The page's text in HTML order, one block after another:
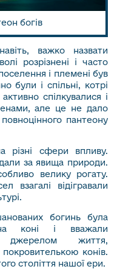
богів
важко назвати
розрізнені і часто
і племені був
були і спільні, котрі
спілкувалися і
але це не дало
пантеону
різні сфери впливу.
за явища природи.
велику рогату.
взагалі відігравали
богинь була
коні і вважали
джерелом життя,
конів.
століття нашої ери.